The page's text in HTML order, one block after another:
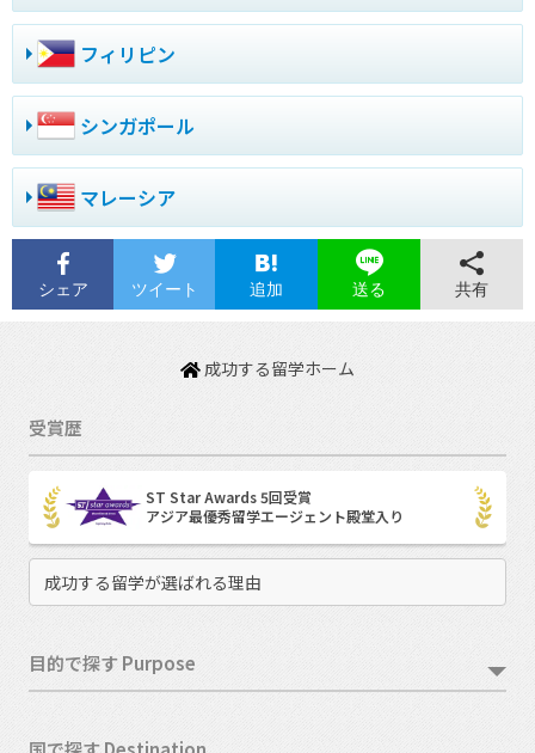
フィリピン
シンガポール
マレーシア
シェア ツイート 追加 送る 共有
成功する留学ホーム
受賞歴
ST Star Awards 5回受賞
アジア最優秀留学エージェント殿堂入り
成功する留学が選ばれる理由
目的で探す Purpose